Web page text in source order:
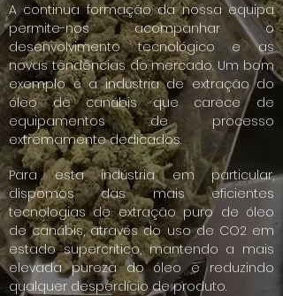
A continua formação da nossa equipa
permite-nos acompanhar o
desenvolvimento tecnológico e as
novas tendências do mercado. Um bom
exemplo é a indústria de extração do
óleo de canábis que carece de
equipamentos de processo
extremamente dedicados.
Para esta indústria em particular,
dispomos das mais eficientes
tecnologias de extração puro de óleo
de canábis, através do uso de CO2 em
estado supercrítico, mantendo a mais
elevada pureza do óleo e reduzindo
qualquer desperdício de produto.